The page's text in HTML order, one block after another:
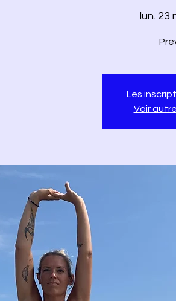
lun. 23
Les
Voir